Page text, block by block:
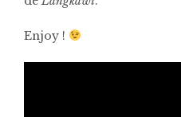
Enjoy !